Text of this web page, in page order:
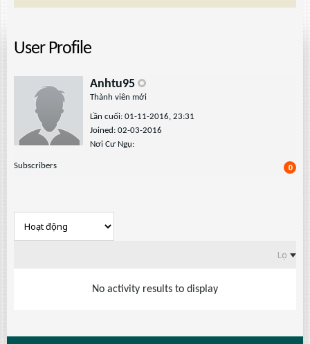
User Profile
Anhtu95
Thành viên mới
Lần cuối: 01-11-2016, 23:31
Joined: 02-03-2016
Nơi Cư Ngụ:
Subscribers 0
Lọc
No activity results to display